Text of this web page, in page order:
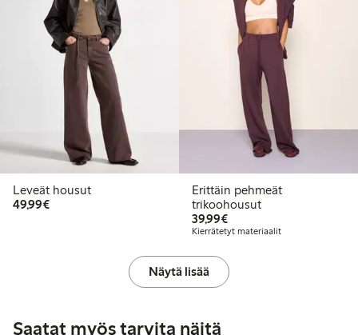
Leveät housut
49,99€49,99 €
Erittäin pehmeät
trikoohousut
39,99€39,99 €
Kierrätetyt materiaalit
Näytä lisää
Saatat myös tarvita näitä